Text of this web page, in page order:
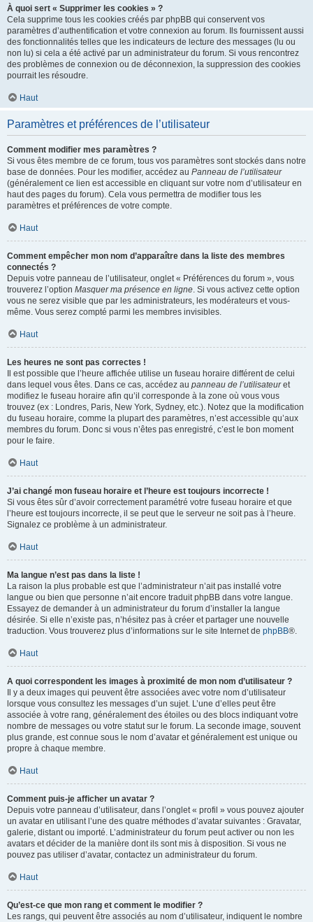
À quoi sert « Supprimer les cookies » ?
Cela supprime tous les cookies créés par phpBB qui conservent vos
paramètres d’authentification et votre connexion au forum. Ils fournissent aussi
des fonctionnalités telles que les indicateurs de lecture des messages (lu ou
non lu) si cela a été activé par un administrateur du forum. Si vous rencontrez
des problèmes de connexion ou de déconnexion, la suppression des cookies
pourrait les résoudre.
Haut
Paramètres et préférences de l’utilisateur
Comment modifier mes paramètres ?
Si vous êtes membre de ce forum, tous vos paramètres sont stockés dans notre
base de données. Pour les modifier, accédez au Panneau de l’utilisateur
(généralement ce lien est accessible en cliquant sur votre nom d’utilisateur en
haut des pages du forum). Cela vous permettra de modifier tous les
paramètres et préférences de votre compte.
Haut
Comment empêcher mon nom d’apparaître dans la liste des membres
connectés ?
Depuis votre panneau de l’utilisateur, onglet « Préférences du forum », vous
trouverez l’option Masquer ma présence en ligne. Si vous activez cette option
vous ne serez visible que par les administrateurs, les modérateurs et vous-
même. Vous serez compté parmi les membres invisibles.
Haut
Les heures ne sont pas correctes !
Il est possible que l’heure affichée utilise un fuseau horaire différent de celui
dans lequel vous êtes. Dans ce cas, accédez au panneau de l’utilisateuret
modifiez le fuseau horaire afin qu’il corresponde à la zone où vous vous
trouvez (ex : Londres, Paris, New York, Sydney, etc.). Notez que la modification
du fuseau horaire, comme la plupart des paramètres, n’est accessible qu’aux
membres du forum. Donc si vous n’êtes pas enregistré, c’est le bon moment
pour le faire.
Haut
J’ai changé mon fuseau horaire et l’heure est toujours incorrecte !
Si vous êtes sûr d’avoir correctement paramétré votre fuseau horaire et que
l’heure est toujours incorrecte, il se peut que le serveur ne soit pas à l’heure.
Signalez ce problème à un administrateur.
Haut
Ma langue n’est pas dans la liste !
La raison la plus probable est que l’administrateur n’ait pas installé votre
langue ou bien que personne n’ait encore traduit phpBB dans votre langue.
Essayez de demander à un administrateur du forum d’installer la langue
désirée. Si elle n’existe pas, n’hésitez pas à créer et partager une nouvelle
traduction. Vous trouverez plus d’informations sur le site Internet de phpBB®.
Haut
A quoi correspondent les images à proximité de mon nom d’utilisateur ?
Il y a deux images qui peuvent être associées avec votre nom d’utilisateur
lorsque vous consultez les messages d’un sujet. L’une d’elles peut être
associée à votre rang, généralement des étoiles ou des blocs indiquant votre
nombre de messages ou votre statut sur le forum. La seconde image, souvent
plus grande, est connue sous le nom d’avatar et généralement est unique ou
propre à chaque membre.
Haut
Comment puis-je afficher un avatar ?
Depuis votre panneau d’utilisateur, dans l’onglet « profil » vous pouvez ajouter
un avatar en utilisant l’une des quatre méthodes d’avatar suivantes : Gravatar,
galerie, distant ou importé. L’administrateur du forum peut activer ou non les
avatars et décider de la manière dont ils sont mis à disposition. Si vous ne
pouvez pas utiliser d’avatar, contactez un administrateur du forum.
Haut
Qu’est-ce que mon rang et comment le modifier ?
Les rangs, qui peuvent être associés au nom d’utilisateur, indiquent le nombre